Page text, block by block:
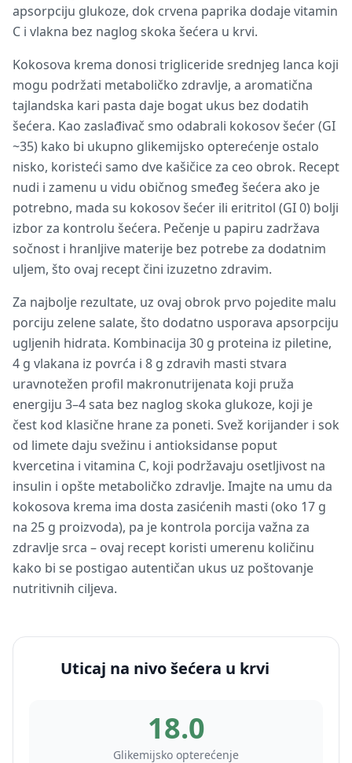
apsorpciju glukoze, dok crvena paprika dodaje vitamin
C i vlakna bez naglog skoka šećera u krvi.
Kokosova krema donosi trigliceride srednjeg lanca koji
mogu podržati metaboličko zdravlje, a aromatična
tajlandska kari pasta daje bogat ukus bez dodatih
šećera. Kao zaslađivač smo odabrali kokosov šećer (GI
~35) kako bi ukupno glikemijsko opterećenje ostalo
nisko, koristeći samo dve kašičice za ceo obrok. Recept
nudi i zamenu u vidu običnog smeđeg šećera ako je
potrebno, mada su kokosov šećer ili eritritol (GI 0) bolji
izbor za kontrolu šećera. Pečenje u papiru zadržava
sočnost i hranljive materije bez potrebe za dodatnim
uljem, što ovaj recept čini izuzetno zdravim.
Za najbolje rezultate, uz ovaj obrok prvo pojedite malu
porciju zelene salate, što dodatno usporava apsorpciju
ugljenih hidrata. Kombinacija 30 g proteina iz piletine,
4 g vlakana iz povrća i 8 g zdravih masti stvara
uravnotežen profil makronutrijenata koji pruža
energiju 3–4 sata bez naglog skoka glukoze, koji je
čest kod klasične hrane za poneti. Svež korijander i sok
od limete daju svežinu i antioksidanse poput
kvercetina i vitamina C, koji podržavaju osetljivost na
insulin i opšte metaboličko zdravlje. Imajte na umu da
kokosova krema ima dosta zasićenih masti (oko 17 g
na 25 g proizvoda), pa je kontrola porcija važna za
zdravlje srca – ovaj recept koristi umerenu količinu
kako bi se postigao autentičan ukus uz poštovanje
nutritivnih ciljeva.
Uticaj na nivo šećera u krvi
18.0
Glikemijsko opterećenje